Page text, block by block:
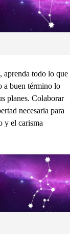
todo lo que
a buen término lo
planes. Colaborar
necesaria para
y el carisma